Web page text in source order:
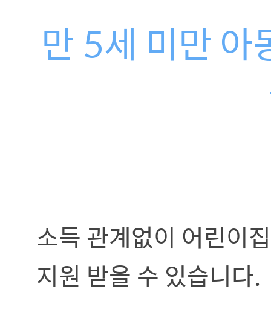
만 5세 미만 아
소득 관계없이 어린이
지원 받을 수 있습니다.